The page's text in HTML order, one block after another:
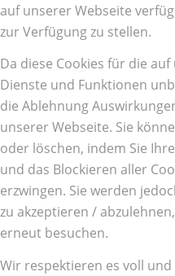
auf unserer Webseite
zur Verfügung zu stellen.
Da diese Cookies für die
Dienste und Funktionen
die Ablehnung
unserer Webseite. Sie
oder löschen, indem Sie
und das Blockieren aller
erzwingen. Sie werden
zu akzeptieren /
erneut besuchen.
Wir respektieren es voll und